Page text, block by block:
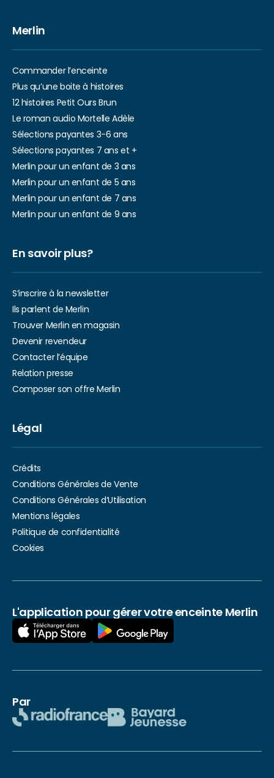
Merlin
Commander l’enceinte
Plus qu’une boite à histoires
12 histoires Petit Ours Brun
Le roman audio Mortelle Adèle
Sélections payantes 3-6 ans
Sélections payantes 7 ans et +
Merlin pour un enfant de 3 ans
Merlin pour un enfant de 5 ans
Merlin pour un enfant de 7 ans
Merlin pour un enfant de 9 ans
En savoir plus?
S’inscrire à la newsletter
Ils parlent de Merlin
Trouver Merlin en magasin
Devenir revendeur
Contacter l’équipe
Relation presse
Composer son offre Merlin
Légal
Crédits
Conditions Générales de Vente
Conditions Générales d’Utilisation
Mentions légales
Politique de confidentialité
Cookies
L'application pour gérer votre enceinte Merlin
Par